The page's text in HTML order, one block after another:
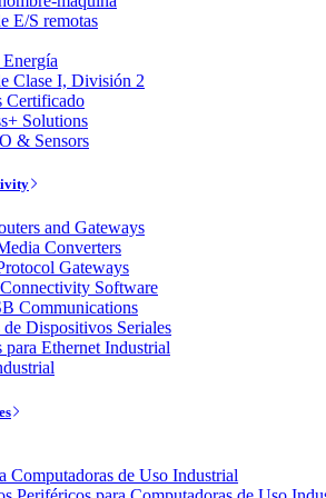
E/S remotas
Clase I, División 2
Certificado
Solutions
& Sensors
and Gateways
Converters
Gateways
Software
Communications
de Dispositivos Seriales
para Ethernet Industrial
Computadoras de Uso Industrial